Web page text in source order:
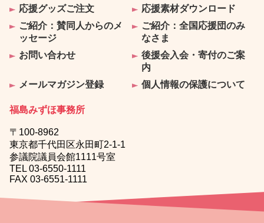
応援グッズご注文
応援素材ダウンロード
ご紹介：賛同人からのメ
ッセージ
ご紹介：全国応援団のみ
なさま
お問い合わせ
後援会入会・寄付のご案
内
メールマガジン登録
個人情報の保護について
福島みずほ事務所
〒100-8962
東京都千代田区永田町2-1-1
参議院議員会館1111号室
TEL 03-6550-1111
FAX 03-6551-1111